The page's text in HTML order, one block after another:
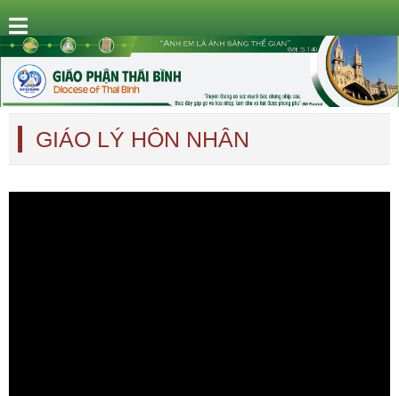
GIÁO LÝ HÔN NHÂN